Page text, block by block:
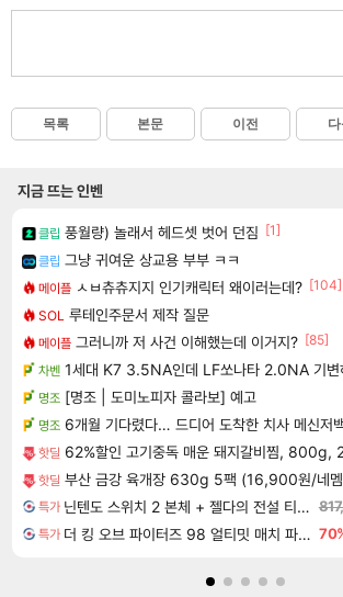
목록 본문 이전
지금 뜨는 인벤
클립 풍월량) 놀래서 헤드셋 벗어 던짐 [1]
클립 그냥 귀여운 상교용 부부 ㅋㅋ
메이플 ㅅㅂ츄츄지지 인기캐릭터 왜이러는데? [104]
SOL 루테인주문서 제작 질문
메이플 그러니까 저 사건 이해했는데 이거지? [85]
차벤 1세대 K7 3.5NA인데 LF쏘나타 2.0NA 기변하면 유류비 절
명조 [명조 | 도미노피자 콜라보] 예고
명조 6개월 기다렸다… 드디어 도착한 치사 메신저
핫딜 62%할인 고기중독 매운 돼지갈비찜, 800g,
핫딜 부산 금강 육개장 630g 5팩 (16,900원/네
특가 닌텐도 스위치 2 본체 + 젤다의 전설 티어스 오브 더 킹덤 닌텐도 스위치 2 에디션 + 젤다의 전설 브레스 오브 더 와일드 닌텐도 스위치 2 에디션 번들
특가 더 킹 오브 파이터즈 98 얼티밋 매치 파이널 에디션 THE KING OF FIGHTERS 98 ULTIMATE MATCH FINAL EDITION